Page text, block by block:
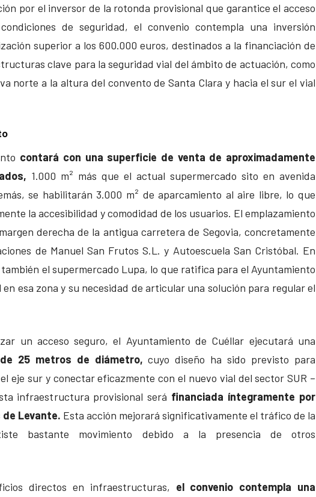
por el inversor de la rotonda provisional que garantice el acceso
de seguridad, el convenio contempla una inversión
superior a los 600.000 euros, destinados a la financiación de
clave para la seguridad vial del ámbito de actuación, como
norte a la altura del convento de Santa Clara y hacia el sur el vial
contará con una superficie de venta de aproximadamente
1.000 m² más que el actual supermercado sito en avenida
se habilitarán 3.000 m² de aparcamiento al aire libre, lo que
la accesibilidad y comodidad de los usuarios. El emplazamiento
derecha de la antigua carretera de Segovia, concretamente
de Manuel San Frutos S.L. y Autoescuela San Cristóbal. En
el supermercado Lupa, lo que ratifica para el Ayuntamiento
esa zona y su necesidad de articular una solución para regular el
un acceso seguro, el Ayuntamiento de Cuéllar ejecutará una
25 metros de diámetro, cuyo diseño ha sido previsto para
eje sur y conectar eficazmente con el nuevo vial del sector SUR –
infraestructura provisional será financiada íntegramente por
Levante. Esta acción mejorará significativamente el tráfico de la
bastante movimiento debido a la presencia de otros
directos en infraestructuras, el convenio contempla una